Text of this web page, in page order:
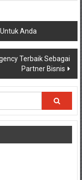
Anda
Terbaik Sebagai
Partner Bisnis